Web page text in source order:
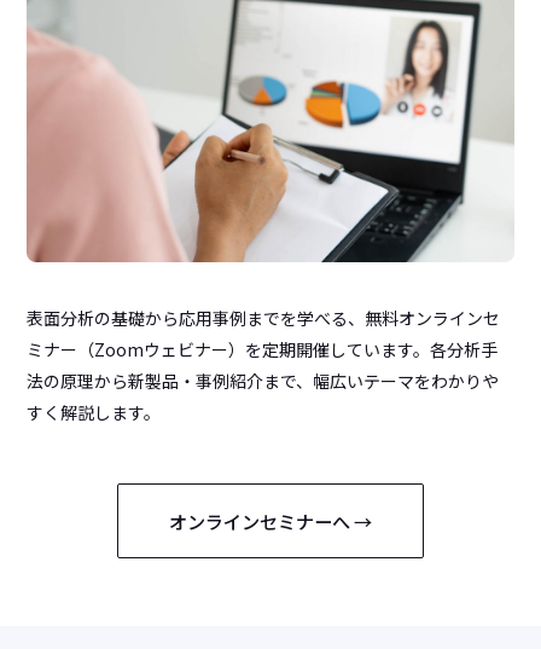
表面分析の基礎から応用事例までを学べる、無料オンラインセ
ミナー（Zoomウェビナー）を定期開催しています。各分析手
法の原理から新製品・事例紹介まで、幅広いテーマをわかりや
すく解説します。
オンラインセミナーへ →